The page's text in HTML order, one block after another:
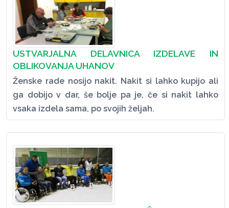
USTVARJALNA DELAVNICA IZDELAVE IN
OBLIKOVANJA UHANOV
Ženske rade nosijo nakit. Nakit si lahko kupijo ali
ga dobijo v dar, še bolje pa je, če si nakit lahko
vsaka izdela sama, po svojih željah.